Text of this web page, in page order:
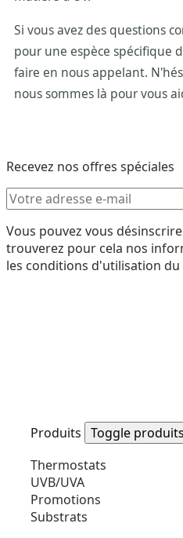
Si vous avez des questions
pour une espèce spécifique
faire en nous appelant.
nous sommes là pour vous
Recevez nos offres spéciales
Vous pouvez vous
trouverez pour cela nos
les conditions d'utilisation du
Produits Toggle
Thermostats
UVB/UVA
Promotions
Substrats